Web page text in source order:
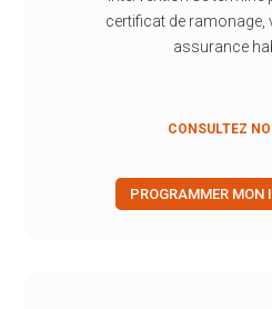
certificat de ramonage,
assurance
CONSULTEZ
PROGRAMMER MON